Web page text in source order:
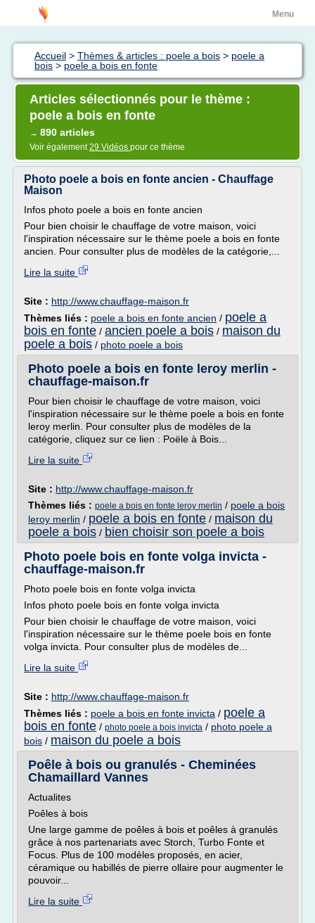
Menu
Accueil > Thèmes & articles : poele a bois > poele a
bois > poele a bois en fonte
Articles sélectionnés pour le thème :
poele a bois en fonte
→ 890 articles
Voir également29 Vidéos pour ce thème
Photo poele a bois en fonte ancien - Chauffage
Maison
Infos photo poele a bois en fonte ancien
Pour bien choisir le chauffage de votre maison, voici
l'inspiration nécessaire sur le thème poele a bois en fonte
ancien. Pour consulter plus de modèles de la catégorie,...
Lire la suite
Site : http://www.chauffage-maison.fr
Thèmes liés : poele a bois en fonte ancien / poele a
bois en fonte / ancien poele a bois / maison du
poele a bois / photo poele a bois
Photo poele a bois en fonte leroy merlin -
chauffage-maison.fr
Pour bien choisir le chauffage de votre maison, voici
l'inspiration nécessaire sur le thème poele a bois en fonte
leroy merlin. Pour consulter plus de modèles de la
catégorie, cliquez sur ce lien : Poële à Bois...
Lire la suite
Site : http://www.chauffage-maison.fr
Thèmes liés : poele a bois en fonte leroy merlin / poele a bois
leroy merlin / poele a bois en fonte / maison du
poele a bois / bien choisir son poele a bois
Photo poele bois en fonte volga invicta -
chauffage-maison.fr
Photo poele bois en fonte volga invicta
Infos photo poele bois en fonte volga invicta
Pour bien choisir le chauffage de votre maison, voici
l'inspiration nécessaire sur le thème poele bois en fonte
volga invicta. Pour consulter plus de modèles de...
Lire la suite
Site : http://www.chauffage-maison.fr
Thèmes liés : poele a bois en fonte invicta / poele a
bois en fonte / photo poele a bois invicta / photo poele a
bois / maison du poele a bois
Poêle à bois ou granulés - Cheminées
Chamaillard Vannes
Actualites
Poêles à bois
Une large gamme de poêles à bois et poêles à granulés
grâce à nos partenariats avec Storch, Turbo Fonte et
Focus. Plus de 100 modèles proposés, en acier,
céramique ou habillés de pierre ollaire pour augmenter le
pouvoir...
Lire la suite